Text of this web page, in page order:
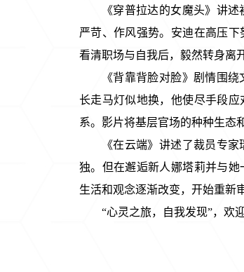
《穿普拉达的女魔头》讲
严苛、作风强势。安迪在高压
看清职场与自我后，毅然转身离
《背靠背脸对脸》剧情围
长走马灯似地换，他使尽手段
系。影片将基层官场的种种生态
《在云端》讲述了裁员专
独。但在邂逅新人娜塔莉并与
生活和观念逐渐改变，开始重新
“心灵之旅，自我发现”， 欢